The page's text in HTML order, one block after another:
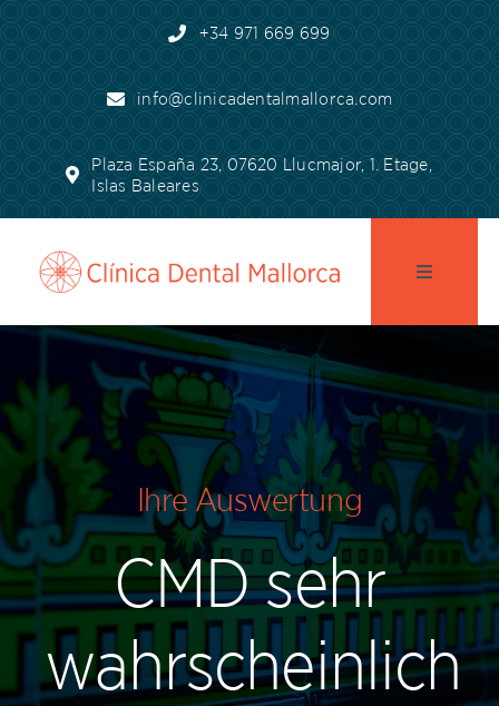
Skip
to
content
+34 971 669 699
info@clinicadentalmallorca.com
Plaza España 23, 07620 Llucmajor, 1. Etage,
Islas Baleares
Toggle
Startseite
Praxis
Leistungen
CMD Selbsttest
Kontakt
Ihre Auswertung
CMD sehr
wahrscheinlich